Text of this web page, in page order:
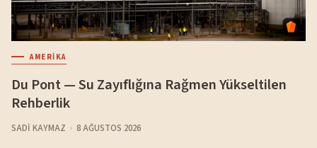
AMERIKA
Du Pont — Su Zayıflığına Rağmen Yükseltilen
Rehberlik
SADI KAYMAZ 8 AĞUSTOS 2026